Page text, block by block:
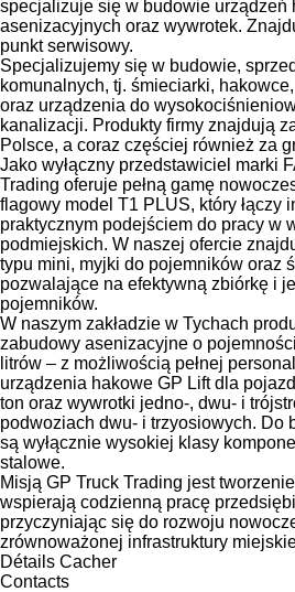
specjalizuje się w budowie urządzeń
asenizacyjnych oraz wywrotek.
punkt serwisowy.
Specjalizujemy się w budowie,
komunalnych, tj. śmieciarki,
oraz urządzenia do
kanalizacji. Produkty firmy znajdują
Polsce, a coraz częściej również za
Jako wyłączny przedstawiciel marki
Trading oferuje pełną gamę
flagowy model T1 PLUS, który łączy
praktycznym podejściem do pracy w
podmiejskich. W naszej ofercie
typu mini, myjki do pojemników oraz
pozwalające na efektywną zbiórkę i
pojemników.
W naszym zakładzie w Tychach
zabudowy asenizacyjne o
litrów – z możliwością pełnej
urządzenia hakowe GP Lift dla
ton oraz wywrotki jedno-, dwu- i
podwoziach dwu- i trzyosiowych. Do
są wyłącznie wysokiej klasy
stalowe.
Misją GP Truck Trading jest
wspierają codzienną pracę
przyczyniając się do rozwoju
zrównoważonej infrastruktury
Détails Cacher
Contacts